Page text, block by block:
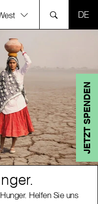
JETZT SPENDEN
Helfen Sie uns
Helfen Sie uns